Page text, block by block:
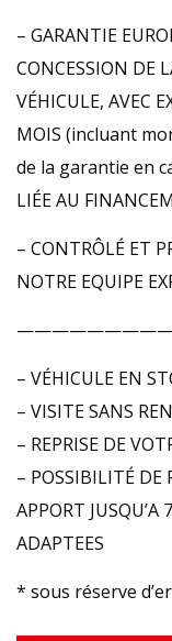
– GARANTIE
CONCESSION DE
VÉHICULE, AVEC
MOIS (incluant
de la garantie en
LIÉE AU
– CONTRÔLÉ ET
NOTRE EQUIPE
– VÉHICULE EN
– VISITE SANS
– REPRISE DE
– POSSIBILITÉ DE
APPORT JUSQU’A
ADAPTEES
* sous réserve